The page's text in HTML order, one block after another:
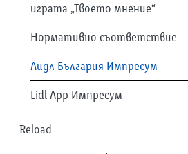
играта „Твоето мнение“
Нормативно съответствие
Лидл България Импресум
Lidl App Импресум
Reload